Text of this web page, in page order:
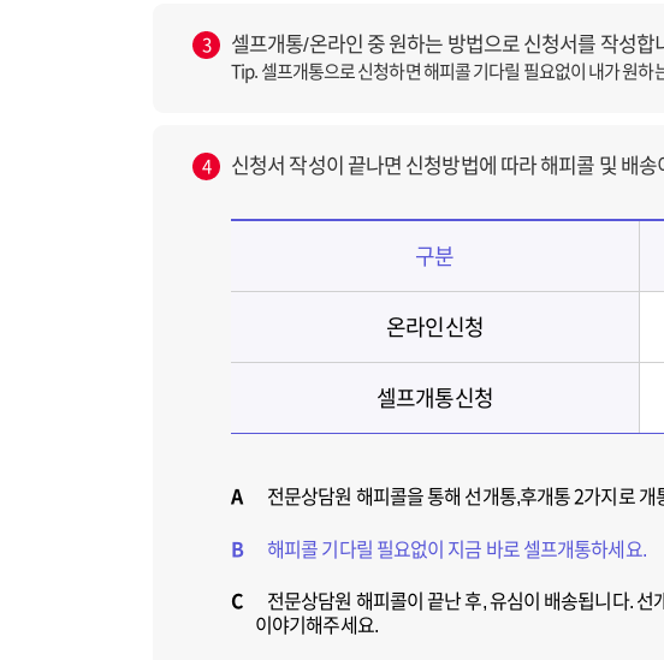
3 셀프개통/온라인 중 원하는 방법으로 신청서를 작성합
Tip. 셀프개통으로 신청하면 해피콜 기다릴 필요없이 내가 원하
4 신청서 작성이 끝나면 신청방법에 따라 해피콜 및 배송
구분
온라인신청
셀프개통신청
A 전문상담원 해피콜을 통해 선개통,후개통 2가지로
B 해피콜 기다릴 필요없이 지금 바로 셀프개통하세요.
C
전문상담원 해피콜이 끝난 후, 유심이 배송됩니다.
이야기해주세요.